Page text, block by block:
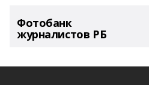
Фотобанк
журналистов РБ